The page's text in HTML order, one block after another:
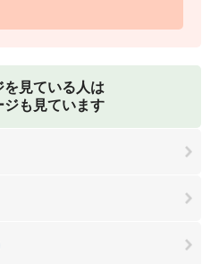
を見ている人は
ジも見ています